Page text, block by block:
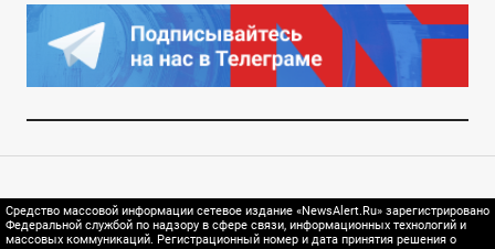
Средство массовой информации сетевое издание «NewsAlert.Ru» зарегистрировано
Федеральной службой по надзору в сфере связи, информационных технологий и
массовых коммуникаций. Регистрационный номер и дата принятия решения о